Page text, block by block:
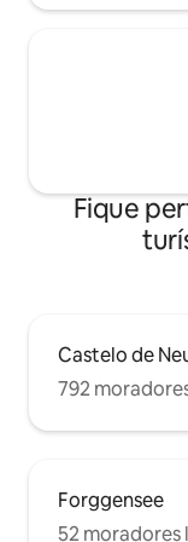
Fique
Castelo de
792
Forggensee
52 moradores